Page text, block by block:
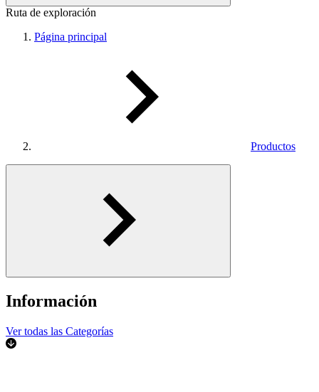
Ruta de exploración
Página principal
Productos
Información
Ver todas las Categorías